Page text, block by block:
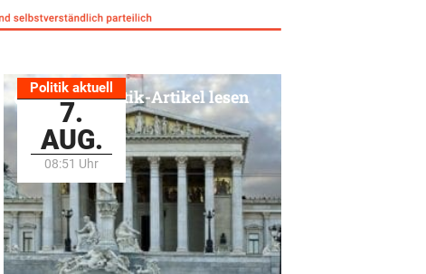
Politik aktuell
7.
AUG.
08:51 Uhr
Alle Politik-Artikel lesen